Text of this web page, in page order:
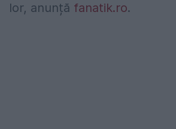
lor, anunță fanatik.ro.